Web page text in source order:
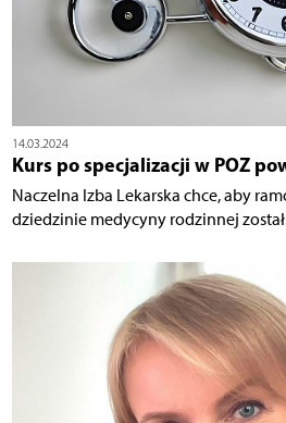
14.03.2024
Kurs po specjalizacji w POZ
Naczelna Izba Lekarska chce, aby
dziedzinie medycyny rodzinnej